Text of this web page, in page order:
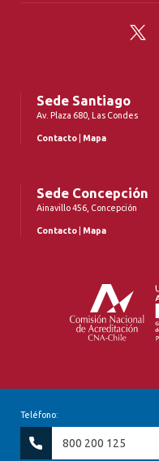
Twitter
Sede Santiago
Av. Plaza 680, Las Condes
Contacto Mapa
Sede Concepción
Ainavillo 456, Concepción
Contacto Mapa
Teléfono:
800 200 125